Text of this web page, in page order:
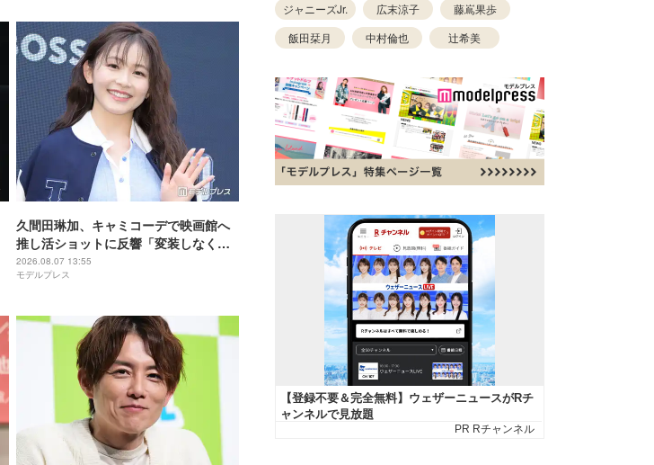
久間田琳加、キャミコーデで映画館へ
推し活ショットに反響「変装しなくて
大丈夫？」「透明感レベチ」と反響
2026.08.07 13:55
モデルプレス
ジャニーズJr. 広末涼子
藤嶌果歩
飯田栞月
中村倫也 辻希美